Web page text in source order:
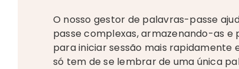
O nosso gestor de palavras-passe
passe complexas, armazenando-as
para iniciar sessão mais rapidamente
só tem de se lembrar de uma única